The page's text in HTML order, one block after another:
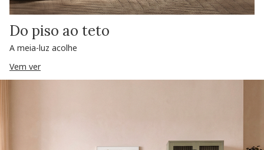
Do piso ao teto
A meia-luz acolhe
Vem ver